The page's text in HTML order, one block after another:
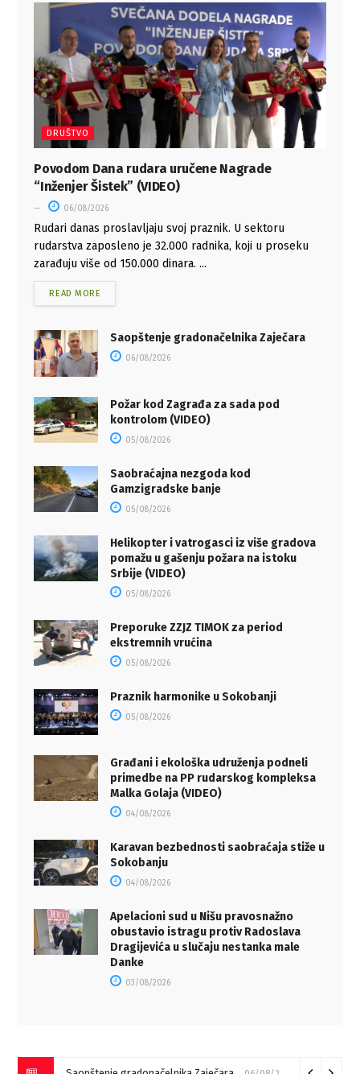
DRUŠTVO
Povodom Dana rudara uručene Nagrade
“Inženjer Šistek” (VIDEO)
06/08/2026
Rudari danas proslavljaju svoj praznik. U sektoru
rudarstva zaposleno je 32.000 radnika, koji u proseku
zarađuju više od 150.000 dinara. ...
READ MORE
Saopštenje gradonačelnika Zaječara
06/08/2026
Požar kod Zagrađa za sada pod
kontrolom (VIDEO)
05/08/2026
Saobraćajna nezgoda kod
Gamzigradske banje
05/08/2026
Helikopter i vatrogasci iz više gradova
pomažu u gašenju požara na istoku
Srbije (VIDEO)
05/08/2026
Preporuke ZZJZ TIMOK za period
ekstremnih vrućina
05/08/2026
Praznik harmonike u Sokobanji
05/08/2026
Građani i ekološka udruženja podneli
primedbe na PP rudarskog kompleksa
Malka Golaja (VIDEO)
04/08/2026
Karavan bezbednosti saobraćaja stiže u
Sokobanju
04/08/2026
Apelacioni sud u Nišu pravosnažno
obustavio istragu protiv Radoslava
Dragijevića u slučaju nestanka male
Danke
03/08/2026